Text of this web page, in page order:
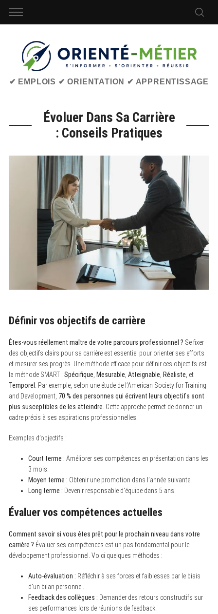
✔ EMPLOIS ✔ ORIENTATION ✔ APPRENTISSAGE
Évoluer Dans Sa Carrière
: Conseils Pratiques
Définir vos objectifs de carrière
Êtes-vous réellement maître de votre parcours professionnel ? Se fixer
des objectifs clairs pour sa carrière est essentiel pour orienter ses efforts
et mesurer ses progrès. Une méthode efficace pour définir ces objectifs est
la méthode SMART : Spécifique Mesurable Atteignable Réaliste , et
Temporel . Par exemple, selon une étude de l’American Society for Training
and Development, 70 % des personnes qui écrivent leurs objectifs sont
plus susceptibles de les atteindre . Cette approche permet de donner un
cadre précis à ses aspirations professionnelles.
Exemples d’objectifs :
Court terme : Améliorer ses compétences en présentation dans les
3 mois.
Moyen terme : Obtenir une promotion dans l’année suivante.
Long terme : Devenir responsable d’équipe dans 5 ans.
Évaluer vos compétences actuelles
Comment savoir si vous êtes prêt pour le prochain niveau dans votre
carrière ? Évaluer ses compétences est un pas fondamental pour le
développement professionnel. Voici quelques méthodes :
Auto-évaluation : Réfléchir à ses forces et faiblesses par le biais
d’un bilan personnel.
Feedback des collègues : Demander des retours constructifs sur
ses performances lors de réunions de feedback.